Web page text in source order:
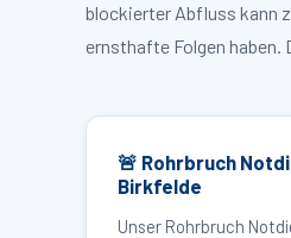
blockierter Abfluss kann
ernsthafte Folgen haben.
🚨 Rohrbruch
Birkfelde
Unser Rohrbruch